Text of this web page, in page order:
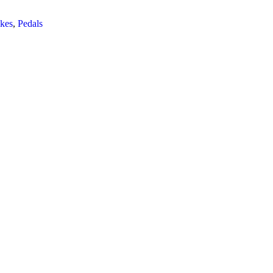
, Pedals